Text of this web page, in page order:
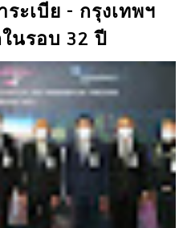
ะเบีย - กรุงเทพฯ
นรอบ 32 ปี